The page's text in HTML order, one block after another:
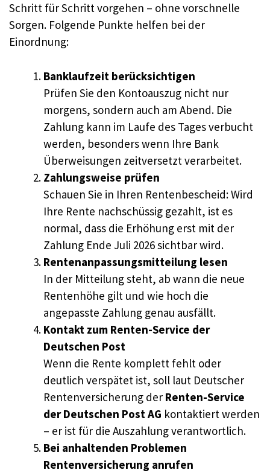
Schritt für Schritt vorgehen – ohne vorschnelle
Sorgen. Folgende Punkte helfen bei der
Einordnung:
Banklaufzeit berücksichtigen
Prüfen Sie den Kontoauszug nicht nur
morgens, sondern auch am Abend. Die
Zahlung kann im Laufe des Tages verbucht
werden, besonders wenn Ihre Bank
Überweisungen zeitversetzt verarbeitet.
Zahlungsweise prüfen
Schauen Sie in Ihren Rentenbescheid: Wird
Ihre Rente nachschüssig gezahlt, ist es
normal, dass die Erhöhung erst mit der
Zahlung Ende Juli 2026 sichtbar wird.
Rentenanpassungsmitteilung lesen
In der Mitteilung steht, ab wann die neue
Rentenhöhe gilt und wie hoch die
angepasste Zahlung genau ausfällt.
Kontakt zum Renten-Service der
Deutschen Post
Wenn die Rente komplett fehlt oder
deutlich verspätet ist, soll laut Deutscher
Rentenversicherung der Renten-Service
der Deutschen Post AG kontaktiert werden
– er ist für die Auszahlung verantwortlich.
Bei anhaltenden Problemen
Rentenversicherung anrufen